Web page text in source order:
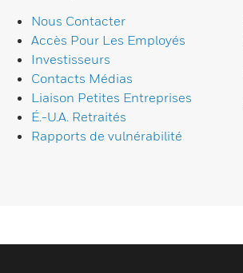
Nous Contacter
Accès Pour Les Employés
Investisseurs
Contacts Médias
Liaison Petites Entreprises
É.-U.A. Retraités
Rapports de vulnérabilité